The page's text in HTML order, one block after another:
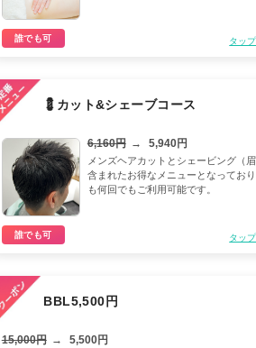
誰でも可 タッ
💈カット&シェーブコース
6,160円 → 5,940円
メンズヘアカットとシェービング（
含まれたお得なメニューとなってお
も何回でもご利用可能です。
誰でも可 タッ
BBL5,500円
15,000円 → 5,500円